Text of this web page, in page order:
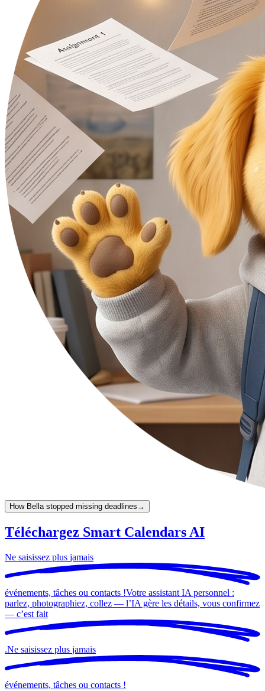
How Bella stopped missing deadlines →
Téléchargez Smart Calendars AI
Ne saisissez plus jamais
événements, tâches ou contacts !Votre assistant IA personnel :
parlez, photographiez, collez — l’IA gère les détails, vous confirmez
— c’est fait
.Ne saisissez plus jamais
événements, tâches ou contacts !